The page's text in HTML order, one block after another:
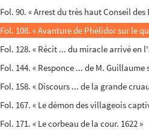
Fol. 90. « Arrest du très haut Conseil
Fol. 108. « Avanture de Phélidor sur le
Fol. 128. « Récit ... du miracle arrivé en
Fol. 144. « Responce ... de M.
Fol. 158. « Discours ... de la grande
Fol. 167. « Le démon des villageois
Fol. 171. « Le corbeau de la cour. 1622 »